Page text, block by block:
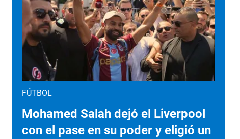
FÚTBOL
Mohamed Salah dejó el Liverpool
con el pase en su poder y eligió un